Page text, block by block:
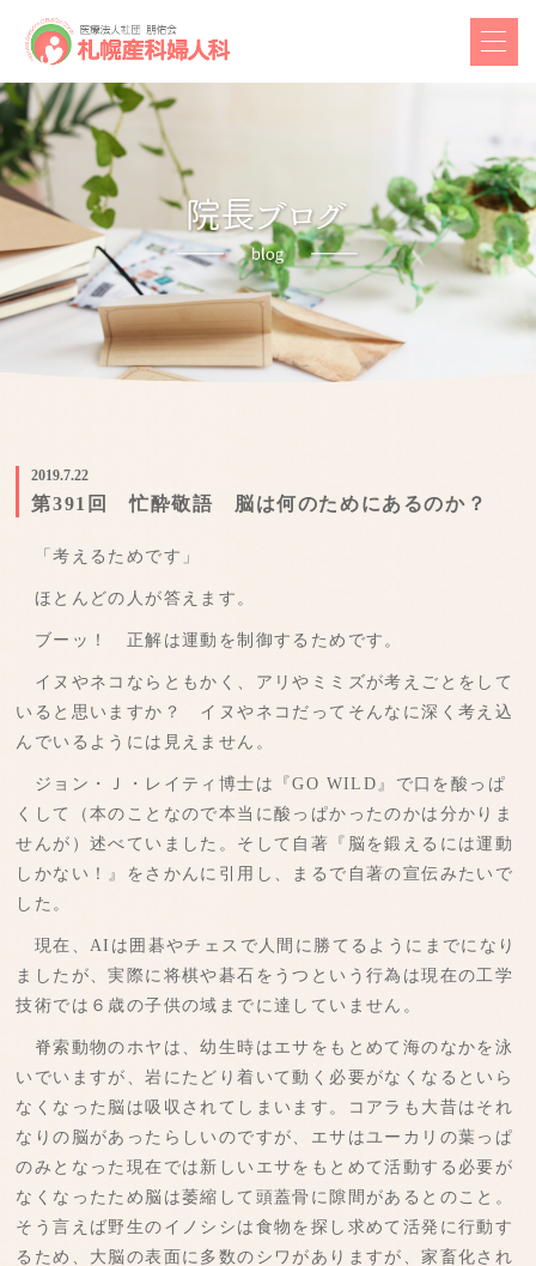
2019.7.22
第391回 忙酔敬語 脳は何のためにあるのか？
「考えるためです」
ほとんどの人が答えます。
ブーッ！ 正解は運動を制御するためです。
イヌやネコならともかく、アリやミミズが考えごとをして
いると思いますか？ イヌやネコだってそんなに深く考え込
んでいるようには見えません。
ジョン・Ｊ・レイティ博士は『GO WILD』で口を酸っぱ
くして（本のことなので本当に酸っぱかったのかは分かりま
せんが）述べていました。そして自著『脳を鍛えるには運動
しかない！』をさかんに引用し、まるで自著の宣伝みたいで
した。
現在、AIは囲碁やチェスで人間に勝てるようにまでになり
ましたが、実際に将棋や碁石をうつという行為は現在の工学
技術では６歳の子供の域までに達していません。
脊索動物のホヤは、幼生時はエサをもとめて海のなかを泳
いでいますが、岩にたどり着いて動く必要がなくなるといら
なくなった脳は吸収されてしまいます。コアラも大昔はそれ
なりの脳があったらしいのですが、エサはユーカリの葉っぱ
のみとなった現在では新しいエサをもとめて活動する必要が
なくなったため脳は萎縮して頭蓋骨に隙間があるとのこと。
そう言えば野生のイノシシは食物を探し求めて活発に行動す
るため、大脳の表面に多数のシワがありますが、家畜化され